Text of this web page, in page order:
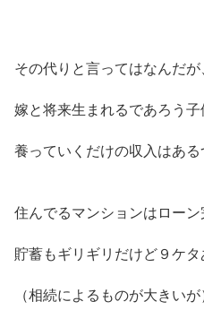
その代りと言ってはなんだが、
嫁と将来生まれるであろう子
養っていくだけの収入はあ
住んでるマンションはローン
貯蓄もギリギリだけど９ケタ
（相続によるものが大きいが